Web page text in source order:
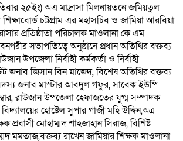
২৫ইং) অএ মাদ্রাসা মিলনায়তনে জমিয়তুল
চট্টগ্রাম এর মহাসচিব ও জামিয়া আরবিয়া
প্রতিষ্ঠাতা পরিচালক মাওলানা কে এম
সভাপতিত্বে অনুষ্ঠানে প্রধান অতিথির বক্তব্য
উপজেলা নির্বাহী কর্মকর্তা ও নির্বাহী
জনাব জিসান বিন মাজেদ, বিশেষ অতিথির বক্তব্য
জনাব মাস্টার আবদুল গফুর, সাবেক ইউপি
রাউজান উপজেলা হেফাজতের যুগ্ম সম্পাদক
হোষ্টেল সুপার গাজী মহি উদ্দিন,অত্র
প্রবাসী মোহাম্মদ শাহজাহান সিরাজ, বিশিষ্ট
মমতাজ,বক্তব্য রাখেন জামিয়ার শিক্ষক মাওলানা